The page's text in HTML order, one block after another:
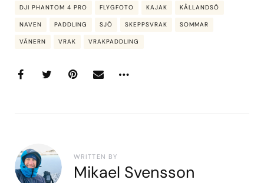
DJI PHANTOM 4 PRO FLYGFOTO KAJAK KÅLLANDSÖ
NAVEN PADDLING SJÖ SKEPPSVRAK SOMMAR
VÄNERN VRAK VRAKPADDLING
WRITTEN BY
Mikael Svensson